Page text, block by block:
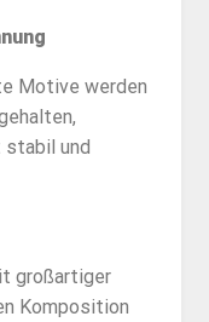
Motive werden
stabil und
großartiger
Komposition